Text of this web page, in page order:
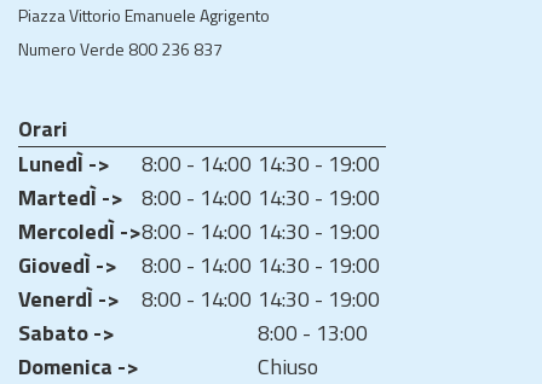
Piazza Vittorio Emanuele Agrigento
Numero Verde 800 236 837
Orari
LunedÌ ->
8:00 - 14:00 14:30 - 19:00
MartedÌ -> 8:00 - 14:00 14:30 - 19:00
MercoledÌ ->8:00 - 14:00 14:30 - 19:00
GiovedÌ ->
8:00 - 14:00 14:30 - 19:00
VenerdÌ ->
8:00 - 14:00 14:30 - 19:00
Sabato ->
8:00 - 13:00
Domenica ->
Chiuso